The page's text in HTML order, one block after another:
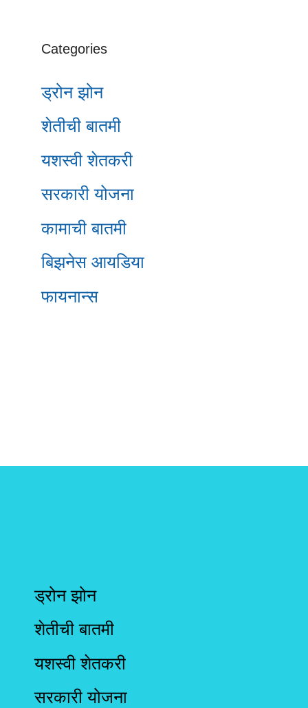
Categories
ड्रोन झोन
शेतीची बातमी
यशस्वी शेतकरी
सरकारी योजना
कामाची बातमी
बिझनेस आयडिया
फायनान्स
ड्रोन झोन
शेतीची बातमी
यशस्वी शेतकरी
सरकारी योजना